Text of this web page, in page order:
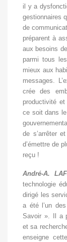
il y a
gestionnaires
de
préparent à
aux besoins
parmi tous
mieux aux
messages.
crée des
productivité
ce soit dans le
de s’arrêter
d’émettre de
reçu !
André-A.
technologie
dirigé les
a été l’un
Savoir ». Il a
et sa
enseigne